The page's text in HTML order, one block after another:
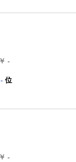
￥ -
- 位
￥ -